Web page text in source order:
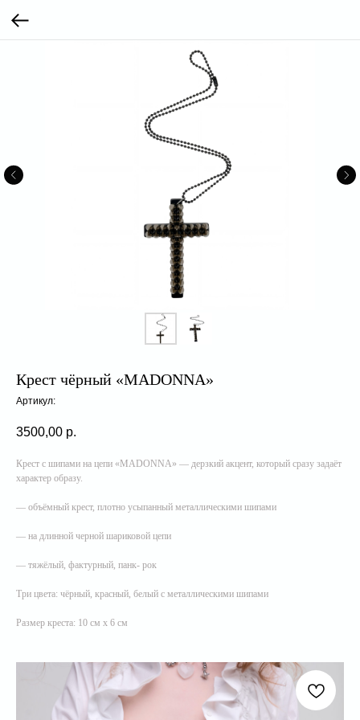
Крест чёрный «MADONNA»
Артикул:
3500,00 р.
Крест с шипами на цепи «MADONNA» — дерзкий акцент, который сразу задаёт
характер образу.
— объёмный крест, плотно усыпанный металлическими шипами
— на длинной черной шариковой цепи
— тяжёлый, фактурный, панк- рок
Три цвета: чёрный, красный, белый с металлическими шипами
Размер креста: 10 см х 6 см